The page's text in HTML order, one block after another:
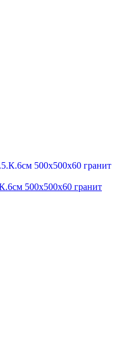
500х500х60 гранит